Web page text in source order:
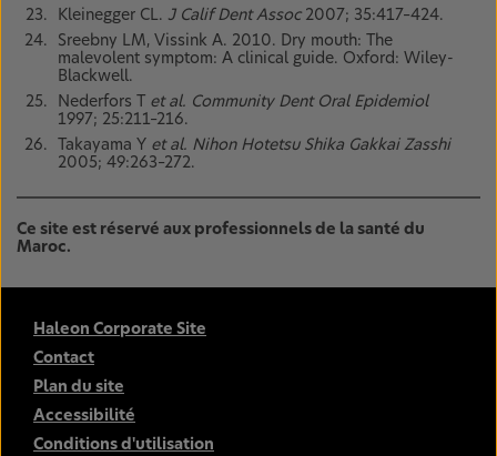
Kleinegger CL. J Calif Dent Assoc2007; 35:417–424.
Sreebny LM, Vissink A. 2010. Dry mouth: The
malevolent symptom: A clinical guide. Oxford: Wiley-
Blackwell.
Nederfors T et al. Community Dent Oral Epidemiol
1997; 25:211–216.
Takayama Y et al. Nihon Hotetsu Shika Gakkai Zasshi
2005; 49:263–272.
Ce site est réservé aux professionnels de la santé du
Maroc.
Haleon Corporate Site
Contact
Plan du site
Accessibilité
Conditions d'utilisation